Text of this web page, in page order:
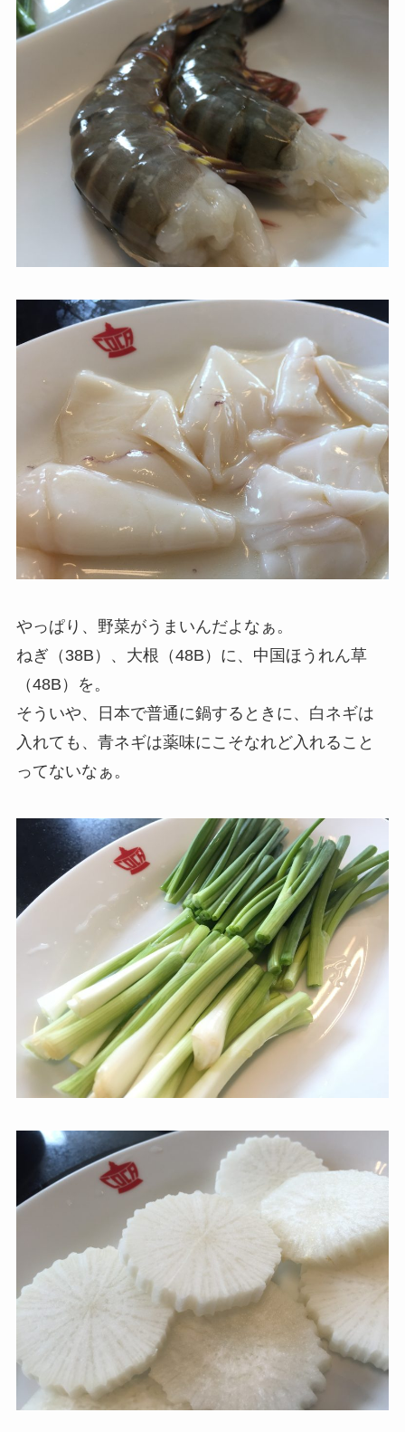
やっぱり、野菜がうまいんだよなぁ。
ねぎ（38B）、大根（48B）に、中国ほうれん草
（48B）を。
そういや、日本で普通に鍋するときに、白ネギは
入れても、青ネギは薬味にこそなれど入れること
ってないなぁ。